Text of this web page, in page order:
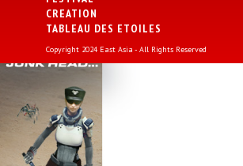
CREATION
TABLEAU DES ETOILES
Copyright 2024 East Asia - All Rights Reserved